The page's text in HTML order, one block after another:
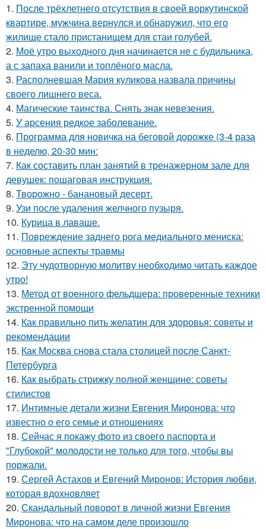
1. После трёхлетнего отсутствия в своей воркутинской
квартире, мужчина вернулся и обнаружил, что его
жилище стало пристанищем для стаи голубей.
2. Моё утро выходного дня начинается не с будильника,
а с запаха ванили и топлёного масла.
3. Располневшая Мария куликова назвала причины
своего лишнего веса.
4. Магические таинства. Снять знак невезения.
5. У арсения редкое заболевание.
6. Программа для новичка на беговой дорожке (3-4 раза
в неделю, 20-30 мин:
7. Как составить план занятий в тренажерном зале для
девушек: пошаговая инструкция.
8. Творожно - банановый десерт.
9. Узи после удаления желчного пузыря.
10. Курица в лаваше.
11. Повреждение заднего рога медиального мениска:
основные аспекты травмы
12. Эту чудотворную молитву необходимо читать каждое
утро!
13. Метод от военного фельдшера: проверенные техники
экстренной помощи
14. Как правильно пить желатин для здоровья: советы и
рекомендации
15. Как Москва снова стала столицей после Санкт-
Петербурга
16. Как выбрать стрижку полной женщине: советы
стилистов
17. Интимные детали жизни Евгения Миронова: что
известно о его семье и отношениях
18. Сейчас я покажу фото из своего паспорта и
"Глубокой" молодости не только для того, чтобы вы
поржали.
19. Сергей Астахов и Евгений Миронов: История любви,
которая вдохновляет
20. Скандальный поворот в личной жизни Евгения
Миронова: что на самом деле произошло